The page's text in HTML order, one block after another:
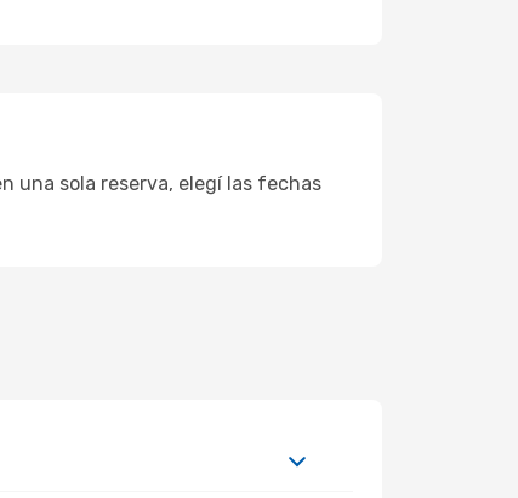
una sola reserva, elegí las fechas